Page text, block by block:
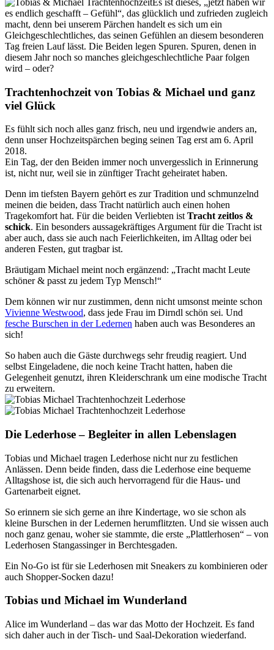
es endlich geschafft – Gefühl“, das glücklich und zufrieden zugleich
macht, denn bei unserem Pärchen handelt es sich um ein
Gleichgeschlechtliches, das seinen Gefühlen an diesem besonderen
Tag freien Lauf lässt. Die Beiden legen Spuren. Spuren, denen in
diesem Jahr noch so manches gleichgeschlechtliche Paar folgen
wird – oder?
Trachtenhochzeit von Tobias & Michael und ganz
viel Glück
Es fühlt sich noch alles ganz frisch, neu und irgendwie anders an,
denn unser Hochzeitspärchen beging seinen Tag erst am 6. April
2018.
Ein Tag, der den Beiden immer noch unvergesslich in Erinnerung
ist, nicht nur, weil sie in zünftiger Tracht geheiratet haben.
Denn im tiefsten Bayern gehört es zur Tradition und schmunzelnd
meinen die beiden, dass Tracht natürlich auch einen hohen
Tragekomfort hat. Für die beiden Verliebten ist Tracht zeitlos &
schick. Ein besonders aussagekräftiges Argument für die Tracht ist
aber auch, dass sie auch nach Feierlichkeiten, im Alltag oder bei
anderen Festen, gut tragbar ist.
Bräutigam Michael meint noch ergänzend: „Tracht macht Leute
schöner & passt zu jedem Typ Mensch!“
Dem können wir nur zustimmen, denn nicht umsonst meinte schon
Vivienne Westwood, dass jede Frau im Dirndl schön sei. Und
fesche Burschen in der Ledernen haben auch was Besonderes an
sich!
So haben auch die Gäste durchwegs sehr freudig reagiert. Und
selbst Eingeladene, die noch keine Tracht hatten, haben die
Gelegenheit genutzt, ihren Kleiderschrank um eine modische Tracht
zu erweitern.
Die Lederhose – Begleiter in allen Lebenslagen
Tobias und Michael tragen Lederhose nicht nur zu festlichen
Anlässen. Denn beide finden, dass die Lederhose eine bequeme
Alltagshose ist, die sich auch hervorragend für die Haus- und
Gartenarbeit eignet.
So erinnern sie sich gerne an ihre Kindertage, wo sie schon als
kleine Burschen in der Ledernen herumflitzten. Und sie wissen auch
noch ganz genau, woher sie stammte, die erste „Plattlerhosen“ – von
Lederhosen Stangassinger in Berchtesgaden.
Ein No-Go ist für sie Lederhosen mit Sneakers zu kombinieren oder
auch Shopper-Socken dazu!
Tobias und Michael im Wunderland
Alice im Wunderland – das war das Motto der Hochzeit. Es fand
sich daher auch in der Tisch- und Saal-Dekoration wiederfand.